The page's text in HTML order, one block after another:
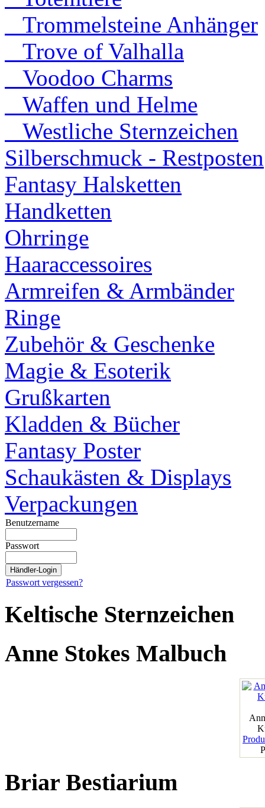
Trommelsteine Anhänger
Trove of Valhalla
Voodoo Charms
Waffen und Helme
Westliche Sternzeichen
Silberschmuck - Restposten
Fantasy Halsketten
Handketten
Ohrringe
Haaraccessoires
Armreifen & Armbänder
Ringe
Zubehör & Geschenke
Magie & Esoterik
Grußkarten
Kladden & Bücher
Fantasy Poster
Schaukästen & Displays
Verpackungen
Benutzername
Passwort
Passwort vergessen?
Keltische Sternzeichen
Anne Stokes Malbuch
Briar Bestiarium